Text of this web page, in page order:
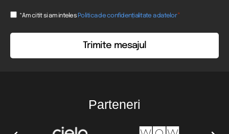
Consent
*Am citit si am inteles Politica de confidențialitate a datelor*
Parteneri